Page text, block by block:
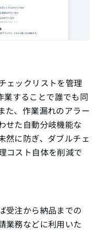
ェックリストを管理
することで誰でも同
た、作業漏れのアラー
せた自動分岐機能な
然に防ぎ、ダブルチェ
コスト自体を削減で
受注から納品までの
業務などに利用いた